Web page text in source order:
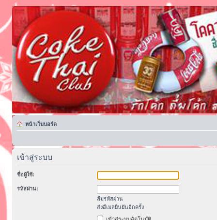
หน้าเว็บบอร์ด
เข้าสู่ระบบ
ชื่อผู้ใช้:
รหัสผ่าน:
ลืมรหัสผ่าน
ส่งอีเมลยืนยันอีกครั้ง